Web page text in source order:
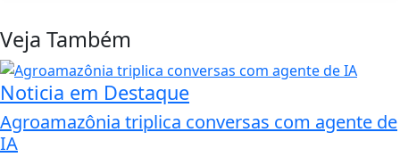
Veja Também
Noticia em Destaque
Agroamazônia triplica conversas com agente de
IA